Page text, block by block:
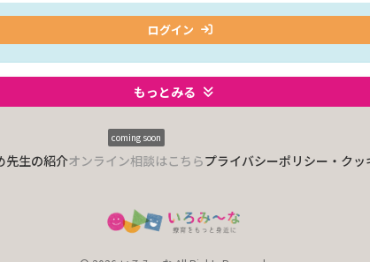
ログイン
もっとみる
先生の紹介オンライン相談はこちら
coming soon
プライバシーポリシー・クッ